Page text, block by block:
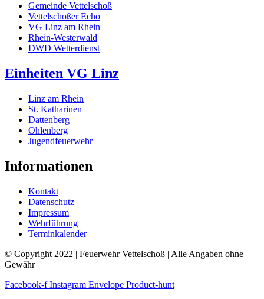
Gemeinde Vettelschoß
Vettelschoßer Echo
VG Linz am Rhein
Rhein-Westerwald
DWD Wetterdienst
Einheiten VG Linz
Linz am Rhein
St. Katharinen
Dattenberg
Ohlenberg
Jugendfeuerwehr
Informationen
Kontakt
Datenschutz
Impressum
Wehrführung
Terminkalender
© Copyright 2022 | Feuerwehr Vettelschoß | Alle Angaben ohne
Gewähr
Facebook-f Instagram Envelope Product-hunt